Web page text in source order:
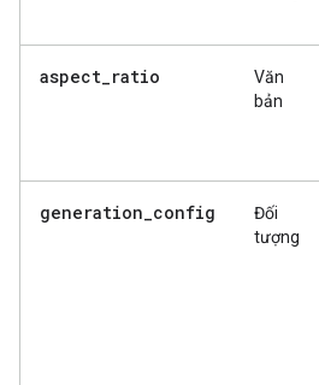
aspect_ratio
Văn
bản
generation_config
Đối
tượng